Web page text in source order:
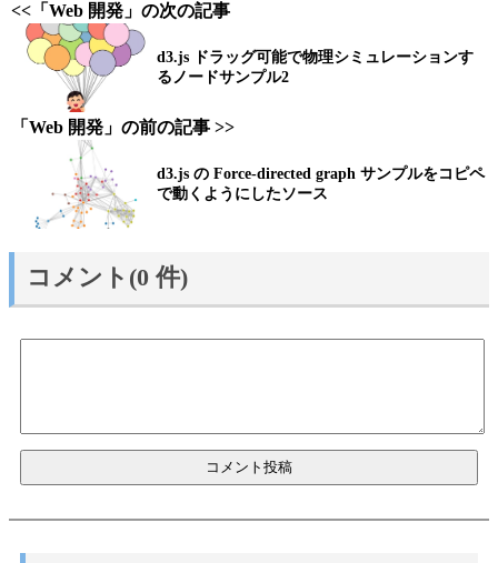
<<「Web 開発」の次の記事
d3.js ドラッグ可能で物理シミュレーションす
るノードサンプル2
「Web 開発」の前の記事 >>
d3.js の Force-directed graph サンプルをコピペ
で動くようにしたソース
コメント(0 件)